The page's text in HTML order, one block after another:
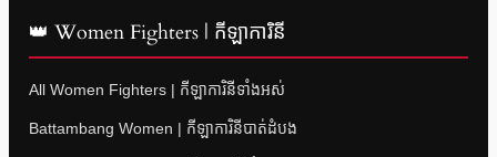
👑 Women Fighters | កីឡាការិនី
All Women Fighters | កីឡាការិនីទាំងអស់
Battambang Women | កីឡាការិនីបាត់ដំបង